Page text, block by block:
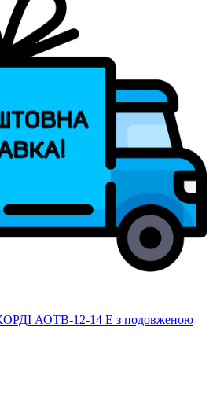
АОТВ-12-14 Е з подовженою